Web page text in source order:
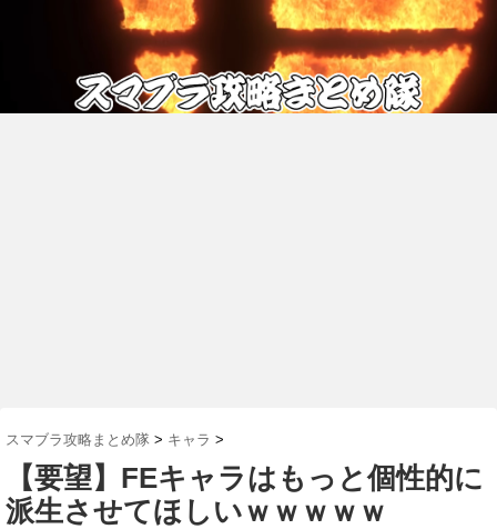
スマブラ攻略まとめ隊 > キャラ >
【要望】FEキャラはもっと個性的に
派生させてほしいｗｗｗｗｗ